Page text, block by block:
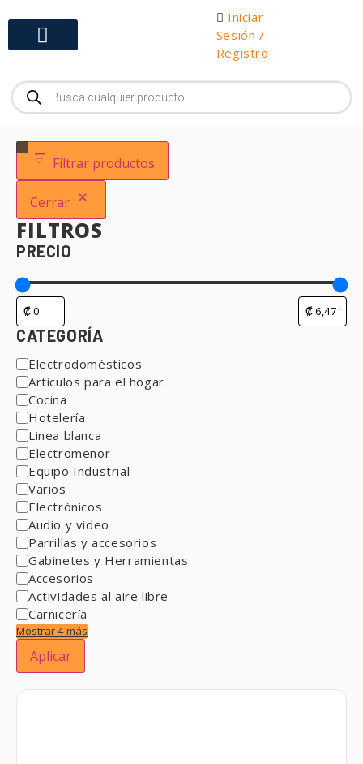
Iniciar
Sesión /
Registro
Filtrar productos
Cerrar
FILTROS
PRECIO
CATEGORÍA
Electrodomésticos
Artículos para el hogar
Cocina
Hotelería
Linea blanca
Electromenor
Equipo Industrial
Varios
Electrónicos
Audio y video
Parrillas y accesorios
Gabinetes y Herramientas
Accesorios
Actividades al aire libre
Carnicería
Mostrar 4 más
Aplicar